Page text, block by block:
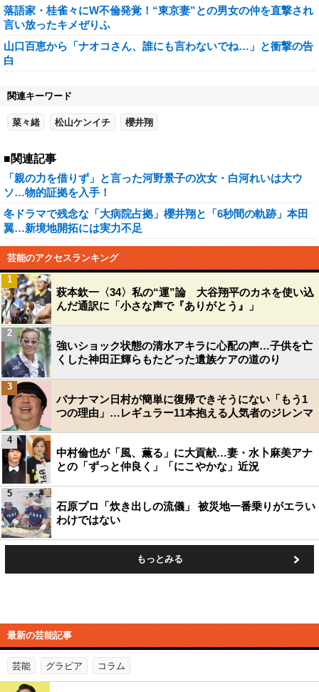
落語家・桂雀々にW不倫発覚！“東京妻”との男女の仲を直撃され
言い放ったキメぜりふ
山口百恵から「ナオコさん、誰にも言わないでね…」と衝撃の告
白
関連キーワード
菜々緒 松山ケンイチ 櫻井翔
■関連記事
「親の力を借りず」と言った河野景子の次女・白河れいは大ウ
ソ…物的証拠を入手！
冬ドラマで残念な「大病院占拠」櫻井翔と「6秒間の軌跡」本田
翼…新境地開拓には実力不足
芸能のアクセスランキング
萩本欽一〈34〉私の“運”論 大谷翔平のカネを使い込
んだ通訳に「小さな声で『ありがとう』」
1
強いショック状態の清水アキラに心配の声…子供を亡
くした神田正輝らもたどった遺族ケアの道のり
2
バナナマン日村が簡単に復帰できそうにない「もう1
つの理由」…レギュラー11本抱える人気者のジレンマ
3
中村倫也が「風、薫る」に大貢献…妻・水卜麻美アナ
との「ずっと仲良く」「にこやかな」近況
4
石原プロ「炊き出しの流儀」 被災地一番乗りがエラい
わけではない
5
もっとみる
最新の芸能記事
芸能 グラビア コラム